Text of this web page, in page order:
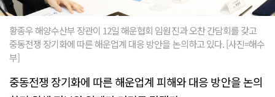
황종우 해양수산부 장관이 12일 해운협회 임원진과 오찬 간담회를 갖고
중동전쟁 장기화에 따른 해운업계 대응 방안을 논의하고 있다. [사진=해수
부]
중동전쟁 장기화에 따른 해운업계 피해와 대응 방안을 논의